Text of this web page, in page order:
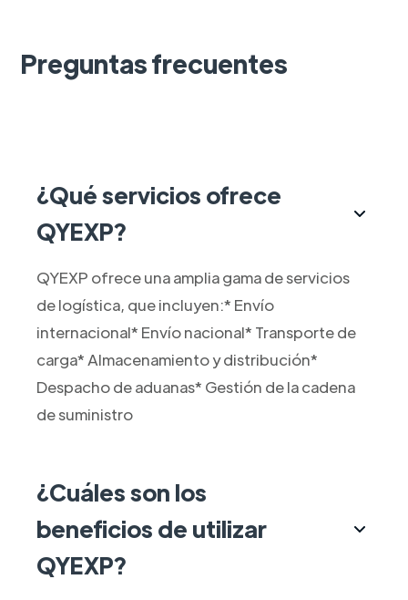
Preguntas frecuentes
¿Qué servicios ofrece
QYEXP?
QYEXP ofrece una amplia gama de servicios
de logística, que incluyen:* Envío
internacional* Envío nacional* Transporte de
carga* Almacenamiento y distribución*
Despacho de aduanas* Gestión de la cadena
de suministro
¿Cuáles son los
beneficios de utilizar
QYEXP?